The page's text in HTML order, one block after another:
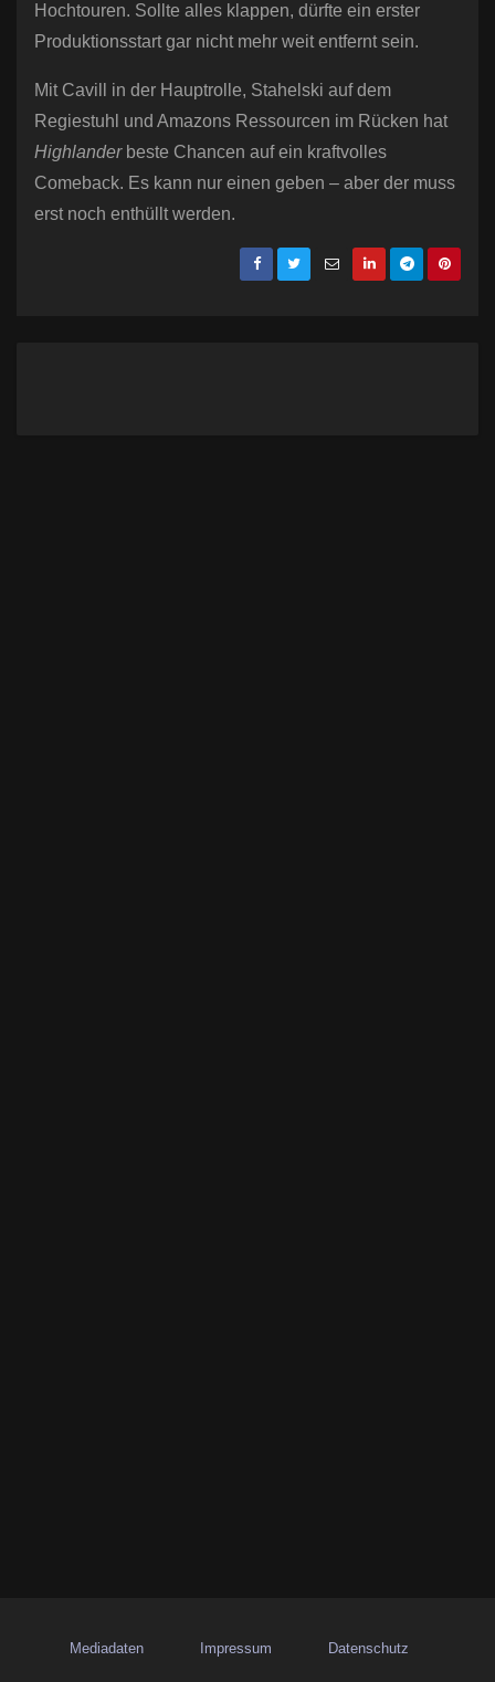
Hochtouren. Sollte alles klappen, dürfte ein erster
Produktionsstart gar nicht mehr weit entfernt sein.
Mit Cavill in der Hauptrolle, Stahelski auf dem
Regiestuhl und Amazons Ressourcen im Rücken hat
Highlanderbeste Chancen auf ein kraftvolles
Comeback. Es kann nur einen geben – aber der muss
erst noch enthüllt werden.
Mediadaten Impressum Datenschutz